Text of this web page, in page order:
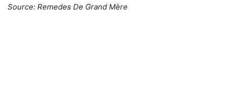
Source: Remedes De Grand Mère